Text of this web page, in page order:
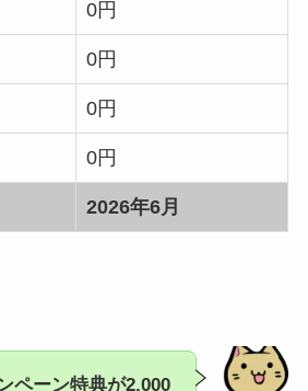
0円
0円
0円
0円
2026年6月
ペーン特典が2,000